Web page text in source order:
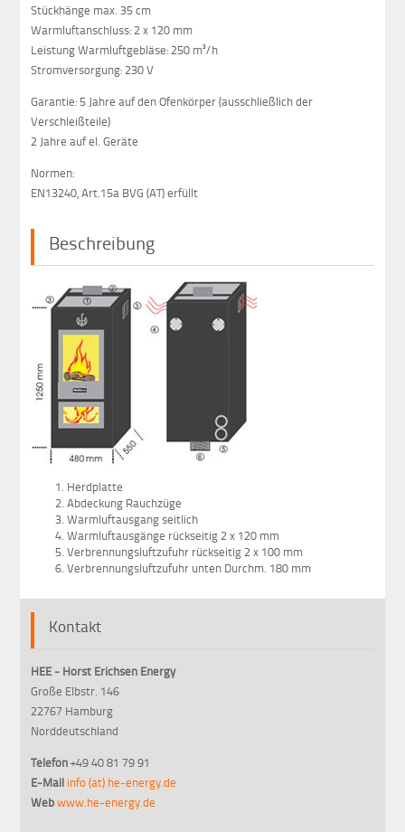
Stückhänge max. 35 cm
Warmluftanschluss: 2 x 120 mm
Leistung Warmluftgebläse: 250 m³/h
Stromversorgung: 230 V
Garantie: 5 Jahre auf den Ofenkörper (ausschließlich der
Verschleißteile)
2 Jahre auf el. Geräte
Normen:
EN13240, Art.15a BVG (AT) erfüllt
Beschreibung
Herdplatte
Abdeckung Rauchzüge
Warmluftausgang seitlich
Warmluftausgänge rückseitig 2 x 120 mm
Verbrennungsluftzufuhr rückseitig 2 x 100 mm
Verbrennungsluftzufuhr unten Durchm. 180 mm
Kontakt
HEE - Horst Erichsen Energy
Große Elbstr. 146
22767 Hamburg
Norddeutschland
Telefon+49 40 81 79 91
E-Mail info (at) he-energy.de
Webwww.he-energy.de